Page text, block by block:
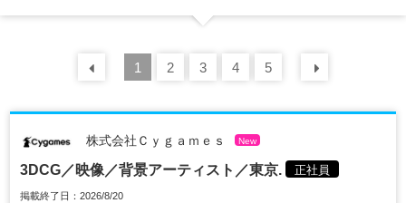
前の 30
1 2 3 4 5
株式会社Ｃｙｇａｍｅｓ New
3DCG／映像／背景アーティスト／東京. 正社員
掲載終了日：2026/8/20